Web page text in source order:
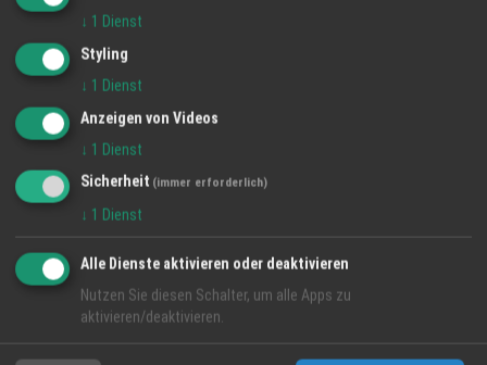
Email: info@ht24.info
Impressum
BILDER DER REGION
↓ 1 Dienst
Styling
↓ 1 Dienst
Anzeigen von Videos
↓ 1 Dienst
Sicherheit (immer erforderlich)
↓ 1 Dienst
Alle Dienste aktivieren oder deaktivieren
Nutzen Sie diesen Schalter, um alle Apps zu
aktivieren/deaktivieren.